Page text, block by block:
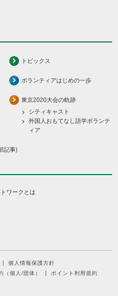
トピックス
ボランティアはじめの一歩
東京2020大会の軌跡
シティキャスト
外国人おもてなし語学ボランテ
ィア
記事)
ワークとは
個人情報保護方針
（個人/団体）
ポイント利用規約